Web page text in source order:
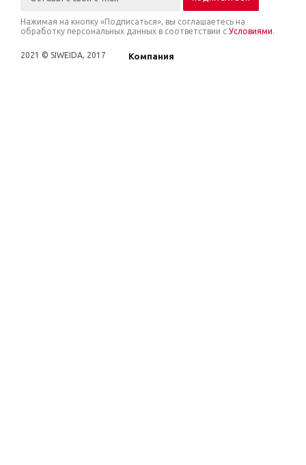
Нажимая на кнопку «Подписаться», вы соглашаетесь на
обработку персональных данных в соответствии с Условиями.
2021 © SIWEIDA, 2017 Компания